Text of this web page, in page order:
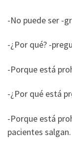
-No puede ser -
-¿Por qué? -
-Porque está
-¿Por qué está
-Porque está
pacientes salgan.